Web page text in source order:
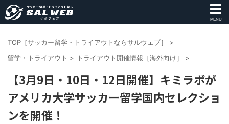
MENU
TOP［サッカー留学・トライアウトならサルウェブ］
>
留学・トライアウト > トライアウト開催情報［海外向け］ >
【3月9日・10日・12日開催】キミラボが
アメリカ大学サッカー留学国内セレクショ
ンを開催！